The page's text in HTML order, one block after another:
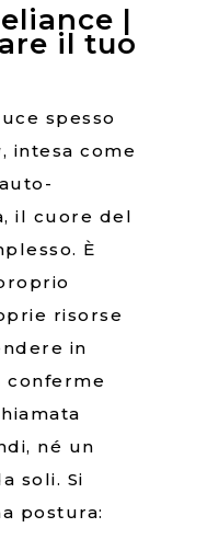
|
il tuo
spesso
, intesa come
il cuore del
È
risorse
in
conferme
né un
soli. Si
postura: